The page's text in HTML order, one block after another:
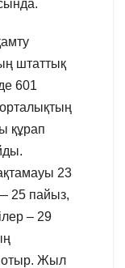
штаттық
601
құрап
23
25 пайыз,
– 29
отыр. Жыл